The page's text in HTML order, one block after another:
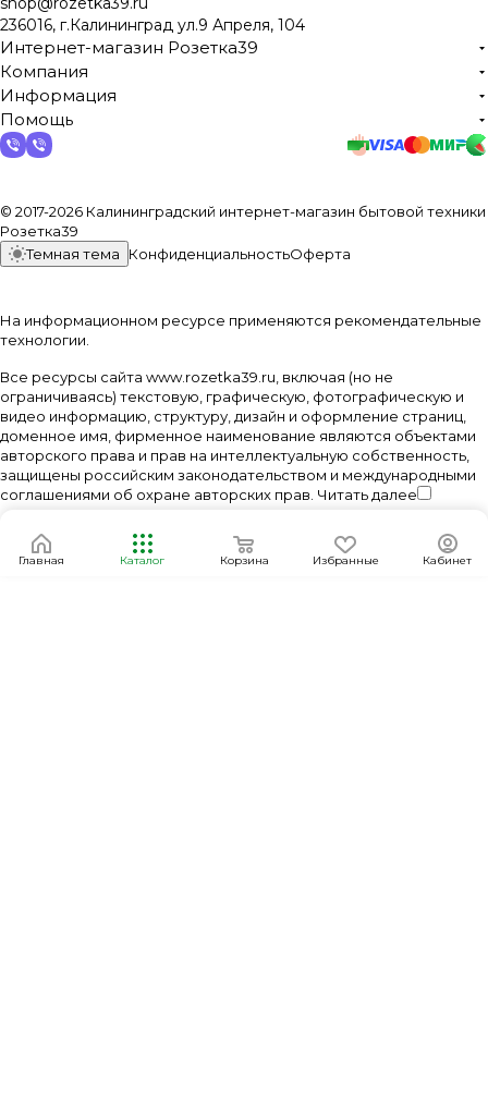
236016, г.Калининград ул.9 Апреля, 104
Интернет-магазин Розетка39
Компания
Информация
Помощь
© 2017-2026 Калининградский интернет-магазин бытовой техники
Розетка39
Темная тема
КонфиденциальностьОферта
На информационном ресурсе применяются рекомендательные
технологии
Все ресурсы сайта www.rozetka39.ru, включая (но не
ограничиваясь) текстовую, графическую, фотографическую и
видео информацию, структуру, дизайн и оформление страниц,
доменное имя, фирменное наименование являются объектами
авторского права и прав на интеллектуальную собственность,
защищены российским законодательством и международными
соглашениями об охране авторских прав. Читать далее
Главная Каталог Корзина Избранные Кабинет